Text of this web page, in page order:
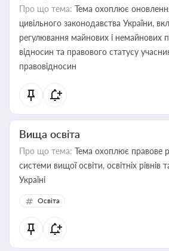
Про що тема: Тема охоплює
цивільного законодавства України,
регулювання майнових і немайнових
відносин та правового статусу
правовідносин
Вища освіта
Про що тема: Тема охоплює правове
системи вищої освіти, освітніх рівнів
Україні
Освіта